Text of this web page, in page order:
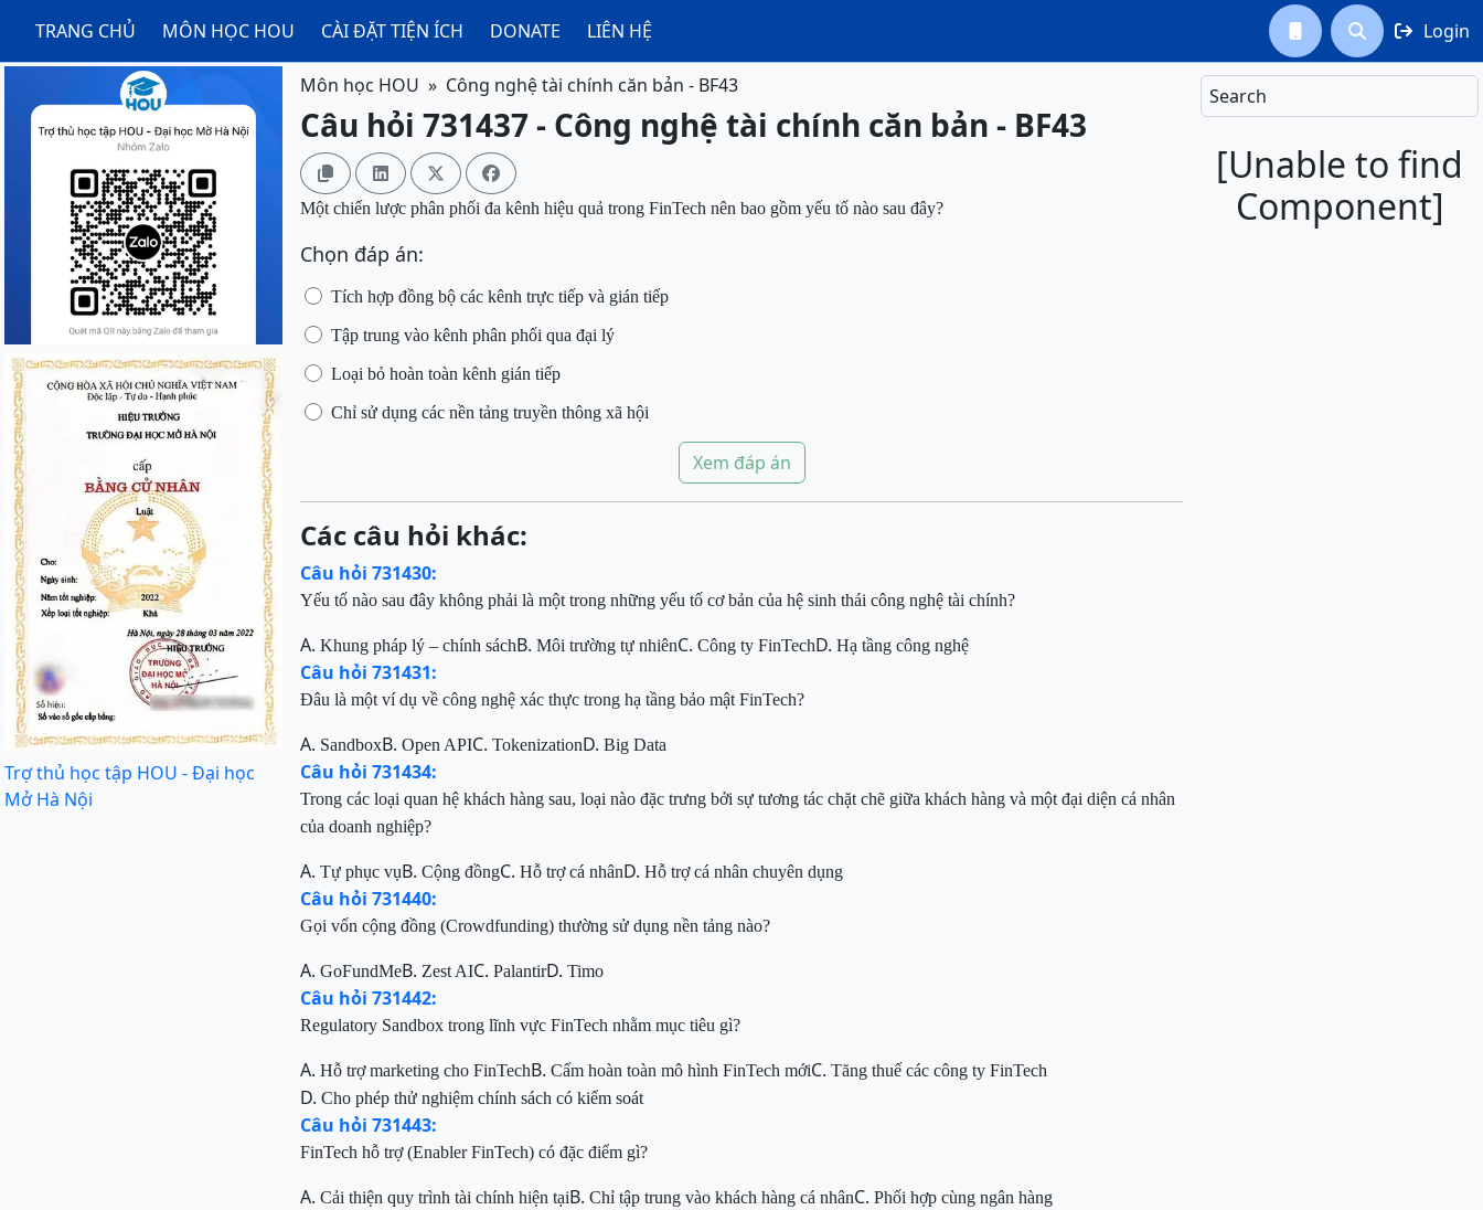
TRANG CHỦ MÔN HỌC HOU CÀI ĐẶT TIỆN ÍCH DONATE LIÊN HỆ   Login
Search
[Unable to find
Component]
Trợ thủ học tập HOU - Đại học
Mở Hà Nội
Môn học HOU Công nghệ tài chính căn bản - BF43
Câu hỏi 731437 - Công nghệ tài chính căn bản - BF43
   
Một chiến lược phân phối đa kênh hiệu quả trong FinTech nên bao gồm yếu tố nào sau đây?
Chọn đáp án:
Tích hợp đồng bộ các kênh trực tiếp và gián tiếp
Tập trung vào kênh phân phối qua đại lý
Loại bỏ hoàn toàn kênh gián tiếp
Chỉ sử dụng các nền tảng truyền thông xã hội
Xem đáp án
Các câu hỏi khác:
Câu hỏi 731430:
Yếu tố nào sau đây không phải là một trong những yếu tố cơ bản của hệ sinh thái công nghệ tài chính?
A. Khung pháp lý – chính sáchB. Môi trường tự nhiênC. Công ty FinTechD. Hạ tầng công nghệ
Câu hỏi 731431:
Đâu là một ví dụ về công nghệ xác thực trong hạ tầng bảo mật FinTech?
A. SandboxB. Open APIC. TokenizationD. Big Data
Câu hỏi 731434:
Trong các loại quan hệ khách hàng sau, loại nào đặc trưng bởi sự tương tác chặt chẽ giữa khách hàng và một đại diện cá nhân
của doanh nghiệp?
A. Tự phục vụB. Cộng đồngC. Hỗ trợ cá nhânD. Hỗ trợ cá nhân chuyên dụng
Câu hỏi 731440:
Gọi vốn cộng đồng (Crowdfunding) thường sử dụng nền tảng nào?
A. GoFundMeB. Zest AIC. PalantirD. Timo
Câu hỏi 731442:
Regulatory Sandbox trong lĩnh vực FinTech nhằm mục tiêu gì?
A. Hỗ trợ marketing cho FinTechB. Cấm hoàn toàn mô hình FinTech mớiC. Tăng thuế các công ty FinTech
D. Cho phép thử nghiệm chính sách có kiểm soát
Câu hỏi 731443:
FinTech hỗ trợ (Enabler FinTech) có đặc điểm gì?
A. Cải thiện quy trình tài chính hiện tạiB. Chỉ tập trung vào khách hàng cá nhânC. Phối hợp cùng ngân hàng